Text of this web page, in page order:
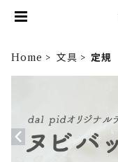
Home 文具 定規